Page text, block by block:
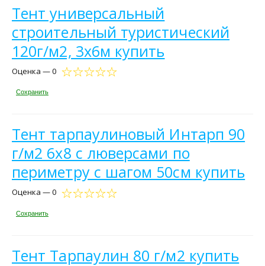
Тент универсальный
строительный туристический
120г/м2, 3х6м купить
Оценка — 0
Сохранить
Тент тарпаулиновый Интарп 90
г/м2 6х8 с люверсами по
периметру с шагом 50см купить
Оценка — 0
Сохранить
Тент Тарпаулин 80 г/м2 купить